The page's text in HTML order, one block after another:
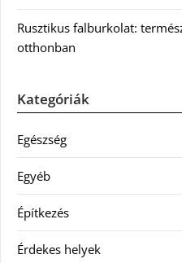
Rusztikus falburkolat:
otthonban
Kategóriák
Egészség
Egyéb
Építkezés
Érdekes helyek